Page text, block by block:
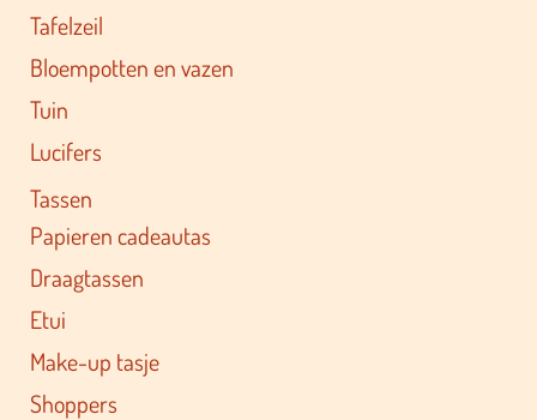
Tafelzeil
Bloempotten en vazen
Tuin
Lucifers
Tassen
Papieren cadeautas
Draagtassen
Etui
Make-up tasje
Shoppers